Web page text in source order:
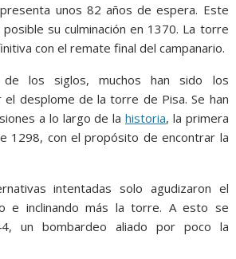
unos 82 años de espera. Este
su culminación en 1370. La torre
con el remate final del campanario.
de los siglos, muchos han sido los
desplome de la torre de Pisa. Se han
a lo largo de la historia, la primera
1298, con el propósito de encontrar la
intentadas solo agudizaron el
e inclinando más la torre. A esto se
un bombardeo aliado por poco la